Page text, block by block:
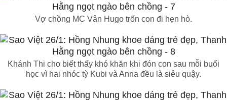
Vợ chồng MC Vân Hugo trốn con đi hẹn hò.
Khánh Thi cho biết thấy khó khăn khi đón con sau mỗi buổi
học vì hai nhóc tỳ Kubi và Anna đều là siêu quậy.